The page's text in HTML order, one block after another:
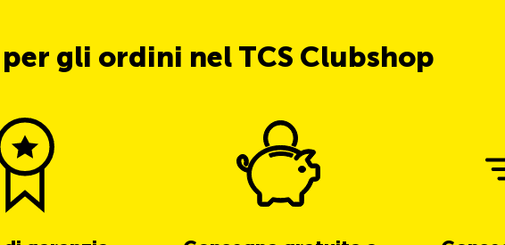
gli ordini nel TCS Clubshop